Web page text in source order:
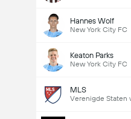
Hannes Wolf
New York City FC
Keaton Parks
New York City FC
MLS
Verenigde Staten